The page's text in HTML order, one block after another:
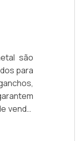
são
para
venda,
da sua
do